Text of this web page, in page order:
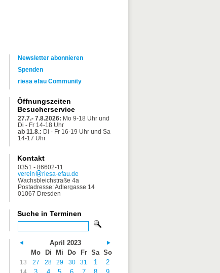
Newsletter abonnieren
Spenden
riesa efau Community
Öffnungszeiten
Besucherservice
27.7.- 7.8.2026: Mo 9-18 Uhr und
Di - Fr 14-18 Uhr
ab 11.8.: Di - Fr 16-19 Uhr und Sa
14-17 Uhr
Kontakt
0351 - 86602-11
verein
riesa-efau.de
Wachsbleichstraße 4a
Postadresse: Adlergasse 14
01067 Dresden
Suche in Terminen
April 2023
Mo
Di Mi Do Fr Sa So
13 27 28 29 30 31 1 2